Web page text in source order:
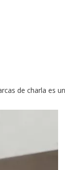
de charla es